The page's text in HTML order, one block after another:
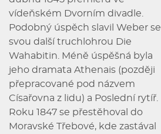
vídeňském Dvorním divadle.
Podobný úspěch slavil Weber se
svou další truchlohrou Die
Wahabitin. Méně úspěšná byla
jeho dramata Athenais (později
přepracované pod názvem
Císařovna z lidu) a Poslední rytíř.
Roku 1847 se přestěhoval do
Moravské Třebové, kde zastával